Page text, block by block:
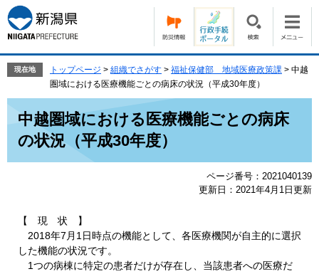
ー
ジ
の
で
す。
ニ
ュ
ー
ば
現在地 トップページ > 組織でさがす > 福祉保健部 地域医療政策課 > 中越
圏域における医療機能ごとの病床の状況（平成30年度）
中越圏域における医療機能ごとの病床
の状況（平成30年度）
ページ番号：2021040139
更新日：2021年4月1日更新
【 現 状 】
2018年7月1日時点の機能として、各医療機関が自主的に選択
した機能の状況です。
1つの病棟に特定の患者だけが存在し、当該患者への医療だ